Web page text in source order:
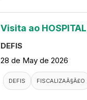
Visita ao HOSPITAL
DEFIS
28 de May de 2026
DEFIS FISCALIZAÃ§Ã£O